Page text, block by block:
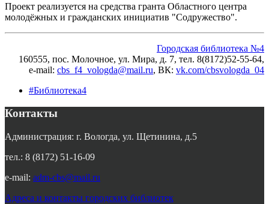
Проект реализуется на средства гранта Областного центра
молодёжных и гражданских инициатив "Содружество".
Городская библиотека №4
160555, пос. Молочное, ул. Мира, д. 7, тел. 8(8172)52-55-64,
e-mail: cbs_f4_vologda@mail.ru, ВК: vk.com/cbsvologda_04
#Библиотека4
Контакты
Администрация: г. Вологда, ул. Щетинина, д.5
тел.: 8 (8172) 51-16-09
e-mail: adm-cbs@mail.ru
Адреса и контакты городских библиотек